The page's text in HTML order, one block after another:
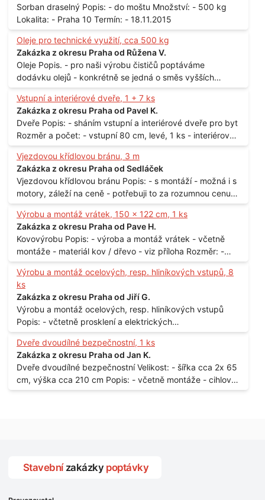
Sorban draselný Popis: - do moštu Množství: - 500 kg
Lokalita: - Praha 10 Termín: - 18.11.2015
Oleje pro technické využití, cca 500 kg
Zakázka z okresu Praha od Růžena V.
Oleje Popis. - pro naši výrobu čističů poptáváme
dodávku olejů - konkrétně se jedná o směs vyšších
mastných kyselin s převahou olejové kyseliny - účelem je
technické využití - hustota při 20°C - cca 870 kg / m3
Balení: - po 190 kg v sudu Množství: - cca 500 kg - roční
spotřeba Lokalita: - Praha
Vstupní a interiérové dveře, 1 + 7 ks
Zakázka z okresu Praha od Pavel K.
Dveře Popis: - sháním vstupní a interiérové dveře pro byt
Rozměr a počet: - vstupní 80 cm, levé, 1 ks - interiérové
80 cm, levé, 2 ks - 80 cm, pravé, 3 ks - 60 cm, levé, 2 ks
Lokalita: - Praha 10
Vjezdovou křídlovou bránu, 3 m
Zakázka z okresu Praha od Sedláček
Vjezdovou křídlovou bránu Popis: - s montáží - možná i s
motory, záleží na ceně - potřebuji to za rozumnou cenu
Materiál: - ocel Množství: - 1 ks Velikost: - 3 m Lokalita: -
Praha
Výrobu a montáž vrátek, 150 x 122 cm, 1 ks
Zakázka z okresu Praha od Pave H.
Kovovýrobu Popis: - výroba a montáž vrátek - včetně
montáže - materiál kov / dřevo - viz příloha Rozměr: -
150 x 122 cm Lokalita: - Senohraby Nabídky na e-mail.
Výrobu a montáž ocelových, resp. hliníkových vstupů, 8
ks
Zakázka z okresu Praha od Jiří G.
Výrobu a montáž ocelových, resp. hliníkových vstupů
Popis: - včtetně prosklení a elektrických
samozamýkacích zámků pro panelový dům - jedná se o
vchodové dveře umístěné v zarámovaném a proskleném
portálu - předmětem dodávky bude i demontáž
stávajících a už nevyhovujících prosklených,
umělohmotných vstupů Množství: - 8 ks Lokalita: - 7, 9,
Dveře dvoudílné bezpečnostní, 1 ks
Zakázka z okresu Praha od Jan K.
Dveře dvoudílné bezpečnostní Velikost: - šířka cca 2x 65
cm, výška cca 210 cm Popis: - včetně montáže - cihlový
dům, 2. patro - vchod z chodby - rozměry bez zárubní
Stavební zakázky poptávky